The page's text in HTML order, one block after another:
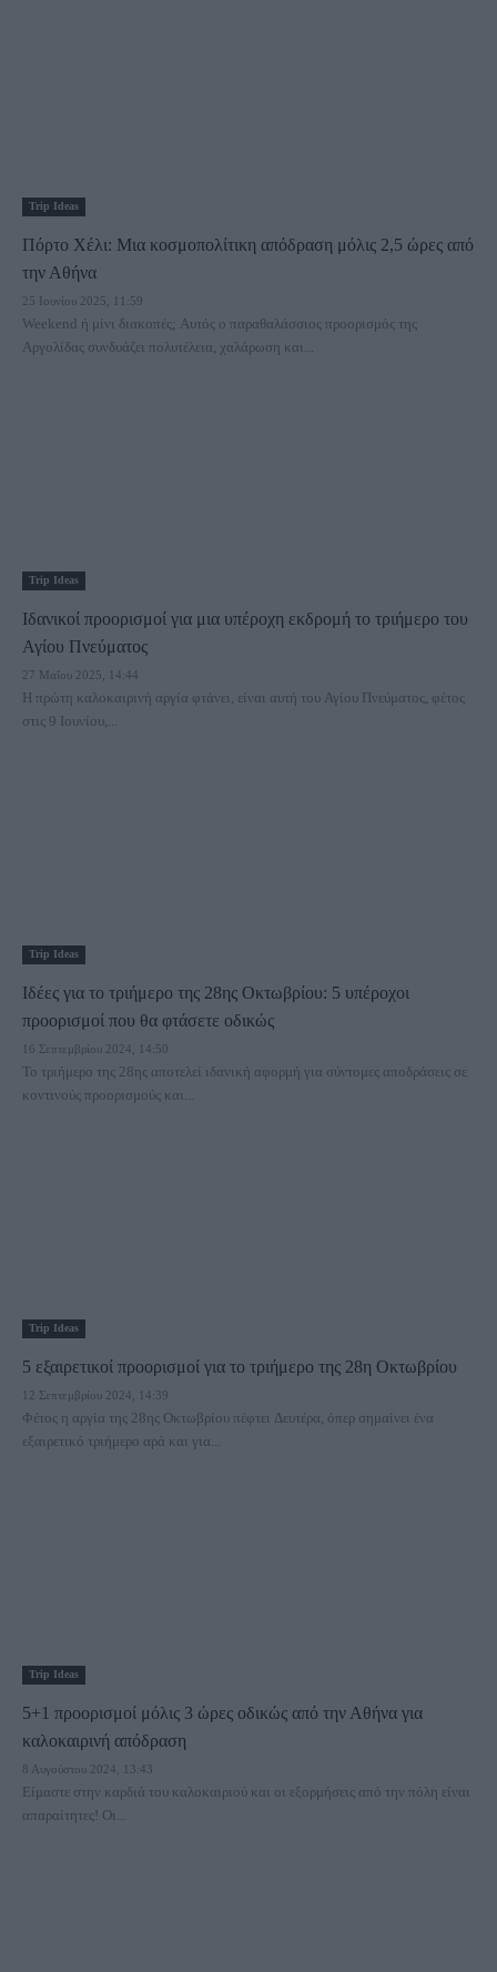
Trip Ideas
Πόρτο Χέλι: Μια κοσμοπολίτικη απόδραση μόλις 2,5 ώρες από
την Αθήνα
25 Ιουνίου 2025, 11:59
Weekend ή μίνι διακοπές; Αυτός ο παραθαλάσσιος προορισμός της
Αργολίδας συνδυάζει πολυτέλεια, χαλάρωση και...
Trip Ideas
Ιδανικοί προορισμοί για μια υπέροχη εκδρομή το τριήμερο του
Αγίου Πνεύματος
27 Μαΐου 2025, 14:44
Η πρώτη καλοκαιρινή αργία φτάνει, είναι αυτή του Αγίου Πνεύματος, φέτος
στις 9 Ιουνίου,...
Trip Ideas
Ιδέες για το τριήμερο της 28ης Οκτωβρίου: 5 υπέροχοι
προορισμοί που θα φτάσετε οδικώς
16 Σεπτεμβρίου 2024, 14:50
Το τριήμερο της 28ης αποτελεί ιδανική αφορμή για σύντομες αποδράσεις σε
κοντινούς προορισμούς και...
Trip Ideas
5 εξαιρετικοί προορισμοί για το τριήμερο της 28η Οκτωβρίου
12 Σεπτεμβρίου 2024, 14:39
Φέτος η αργία της 28ης Οκτωβρίου πέφτει Δευτέρα, όπερ σημαίνει ένα
εξαιρετικό τριήμερο αρά και για...
Trip Ideas
5+1 προορισμοί μόλις 3 ώρες οδικώς από την Αθήνα για
καλοκαιρινή απόδραση
8 Αυγούστου 2024, 13:43
Είμαστε στην καρδιά του καλοκαιριού και οι εξορμήσεις από την πόλη είναι
απαραίτητες! Οι...